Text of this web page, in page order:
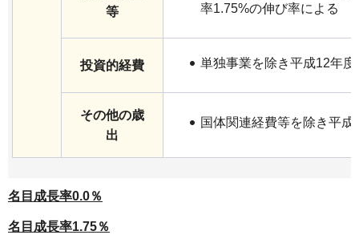
等
率1.75%の伸び率による
投資的経費 単独事業を除き平成12年度
その他の歳
出
国体関連経費等を除き平成
名目成長率0.0％
名目成長率1.75％